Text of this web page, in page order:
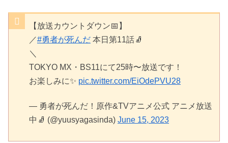
【放送カウントダウン📅】
／#勇者が死んだ 本日第11話🧦
＼
TOKYO MX・BS11にて25時〜放送です！
お楽しみに✨ pic.twitter.com/EiOdePVU28
— 勇者が死んだ！原作&TVアニメ公式 アニメ放送
中🧦 (@yuusyagasinda) June 15, 2023